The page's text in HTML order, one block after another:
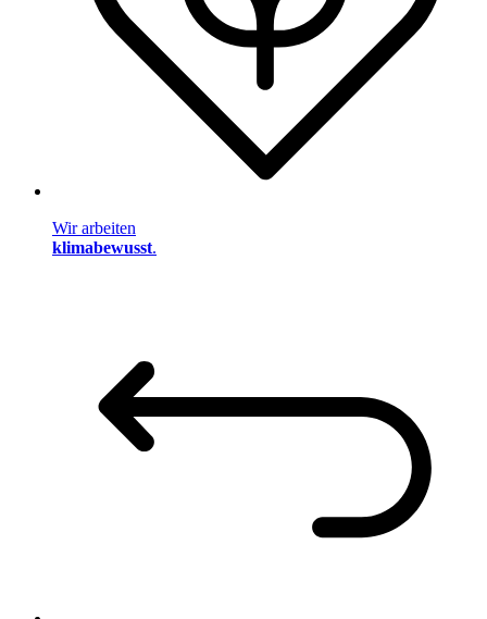
Wir arbeiten
klimabewusst.